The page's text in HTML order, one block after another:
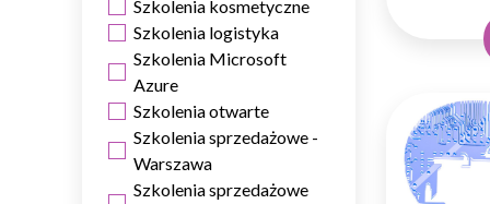
Szkolenia kosmetyczne
Szkolenia logistyka
Szkolenia Microsoft
Azure
Szkolenia otwarte
Szkolenia sprzedażowe -
Warszawa
Szkolenia sprzedażowe
Wykorzystujemy pliki
naszej witrynie. Informacje
analitycznym. Partnerzy